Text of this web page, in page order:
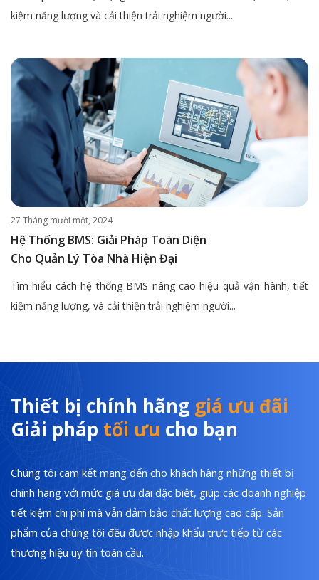
kiệm năng lượng và cải thiện trải nghiệm người...
27 Tháng mười một, 2024
Hệ Thống BMS: Giải Pháp Toàn Diện
Cho Quản Lý Tòa Nhà Hiện Đại
Tìm hiểu cách hệ thống BMS nâng cao hiệu quả vận hành, tiết
kiệm năng lượng, và cải thiện trải nghiệm người...
Thiết bị chính hãng giá ưu đãi
Giải pháp tối ưu cho bạn
Chúng tôi cam kết mang đến cho khách hàng những thiết bị
chính hãng với mức giá ưu đãi đặc biệt, giúp các doanh nghiệp
tiết kiệm chi phí mà vẫn đảm bảo chất lượng cao cấp. Sản
phẩm của chúng tôi đều được nhập khẩu trực tiếp từ các
thương hiệu uy tín toàn cầu.